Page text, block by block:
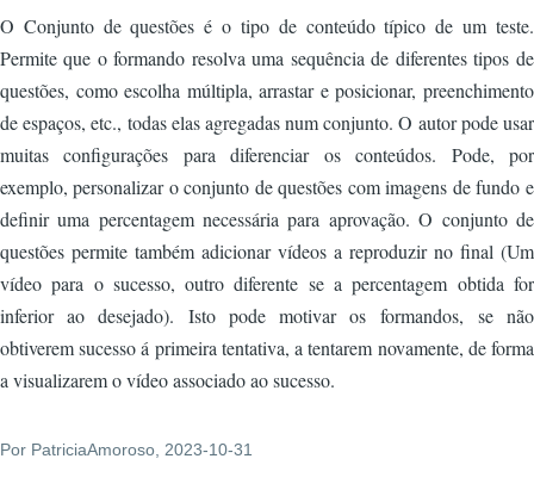
O Conjunto de questões é o tipo de conteúdo típico de um teste.
Permite que o formando resolva uma sequência de diferentes tipos de
questões, como escolha múltipla, arrastar e posicionar, preenchimento
de espaços, etc., todas elas agregadas num conjunto. O autor pode usar
muitas configurações para diferenciar os conteúdos. Pode, por
exemplo, personalizar o conjunto de questões com imagens de fundo e
definir uma percentagem necessária para aprovação. O conjunto de
questões permite também adicionar vídeos a reproduzir no final (Um
vídeo para o sucesso, outro diferente se a percentagem obtida for
inferior ao desejado). Isto pode motivar os formandos, se não
obtiverem sucesso á primeira tentativa, a tentarem novamente, de forma
a visualizarem o vídeo associado ao sucesso.
Por PatriciaAmoroso , 2023-10-31